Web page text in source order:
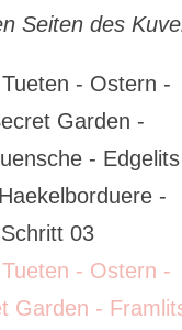
Seiten des